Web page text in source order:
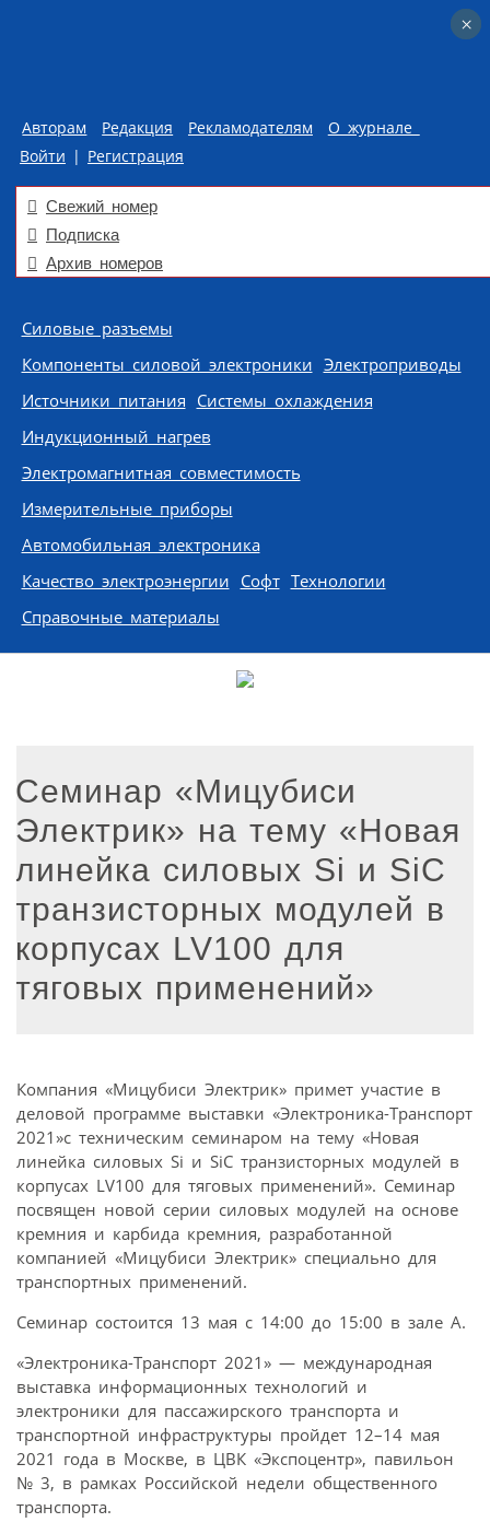
Авторам Редакция Рекламодателям
О журнале
Войти | Регистрация
Свежий номер
Подписка
Архив номеров
Skip to content
Силовые разъемы
Компоненты силовой электроники Электроприводы
Источники питания Системы охлаждения
Индукционный нагрев
Электромагнитная совместимость
Измерительные приборы
Автомобильная электроника
Качество электроэнергии Софт Технологии
Справочные материалы
Семинар «Мицубиси
Электрик» на тему «Новая
линейка силовых Si и SiC
транзисторных модулей в
корпусах LV100 для
тяговых применений»
Компания «Мицубиси Электрик» примет участие в
деловой программе выставки «Электроника-Транспорт
2021»с техническим семинаром на тему «Новая
линейка силовых Si и SiC транзисторных модулей в
корпусах LV100 для тяговых применений». Семинар
посвящен новой серии силовых модулей на основе
кремния и карбида кремния, разработанной
компанией «Мицубиси Электрик» специально для
транспортных применений.
Семинар состоится 13 мая с 14:00 до 15:00 в зале А.
«Электроника-Транспорт 2021» — международная
выставка информационных технологий и
электроники для пассажирского транспорта и
транспортной инфраструктуры пройдет 12–14 мая
2021 года в Москве, в ЦВК «Экспоцентр», павильон
№ 3, в рамках Российской недели общественного
транспорта.
×
×